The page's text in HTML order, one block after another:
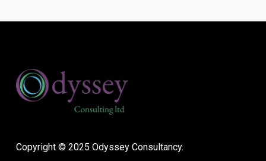
Copyright © 2025 Odyssey Consultancy.